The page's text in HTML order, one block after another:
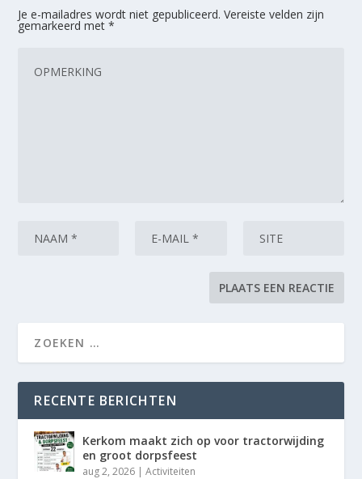
Je e-mailadres wordt niet gepubliceerd. Vereiste velden zijn
gemarkeerd met*
RECENTE BERICHTEN
Kerkom maakt zich op voor tractorwijding
en groot dorpsfeest
aug 2, 2026 |Activiteiten